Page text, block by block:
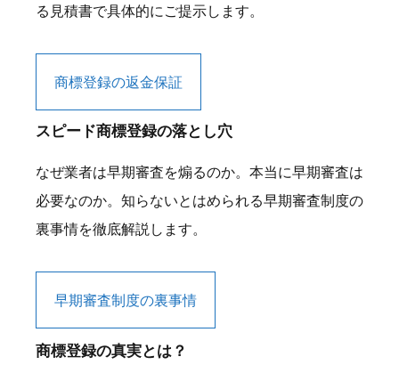
る見積書で具体的にご提示します。
商標登録の返金保証
スピード商標登録の落とし穴
なぜ業者は早期審査を煽るのか。本当に早期審査は
必要なのか。知らないとはめられる早期審査制度の
裏事情を徹底解説します。
早期審査制度の裏事情
商標登録の真実とは？